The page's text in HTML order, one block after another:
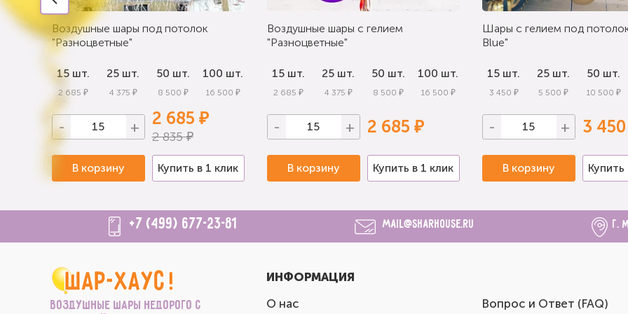
Воздушные шары под потолок
"Разноцветные"
15 шт.
2 685 ₽
25 шт.
4 375 ₽
50 шт.
8 500 ₽
100 шт.
16 500 ₽
- + 2 685 ₽
2 835 ₽
В корзину Купить в 1 клик
Воздушные шары с гелием
"Разноцветные"
15 шт.
2 685 ₽
25 шт.
4 375 ₽
50 шт.
8 500 ₽
100 шт.
16 500 ₽
- + 2 685 ₽
В корзину Купить в 1 клик
Шары с гелием под
Blue"
15 шт.
3 450 ₽
25 шт.
5 500 ₽
50 шт.
10 500 ₽
- + 3
В корзину Купить
+7 (499) 677-23-81 mail@sharhouse.ru г.
Воздушные шары недорого с
ИНФОРМАЦИЯ
О нас
Вопрос и Ответ (FAQ)